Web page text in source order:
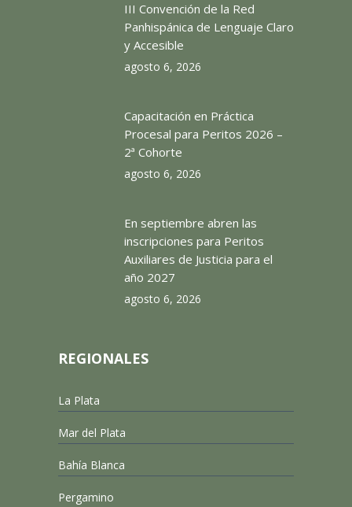
III Convención de la Red
Panhispánica de Lenguaje Claro
y Accesible
agosto 6, 2026
Capacitación en Práctica
Procesal para Peritos 2026 –
2ª Cohorte
agosto 6, 2026
En septiembre abren las
inscripciones para Peritos
Auxiliares de Justicia para el
año 2027
agosto 6, 2026
REGIONALES
La Plata
Mar del Plata
Bahía Blanca
Pergamino